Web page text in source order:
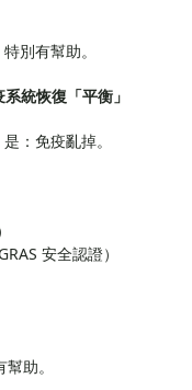
別有幫助。
統恢復「平衡」
：免疫亂掉。
安全認證）
助。